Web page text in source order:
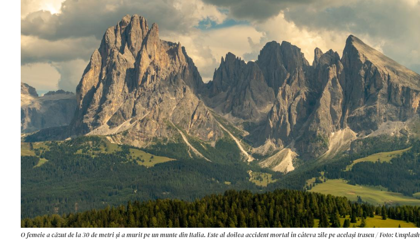
O femeie a căzut de la 30 de metri și a murit pe un munte din Italia. Este al doilea accident mortal în câteva zile pe același traseu / Foto: Unsplash